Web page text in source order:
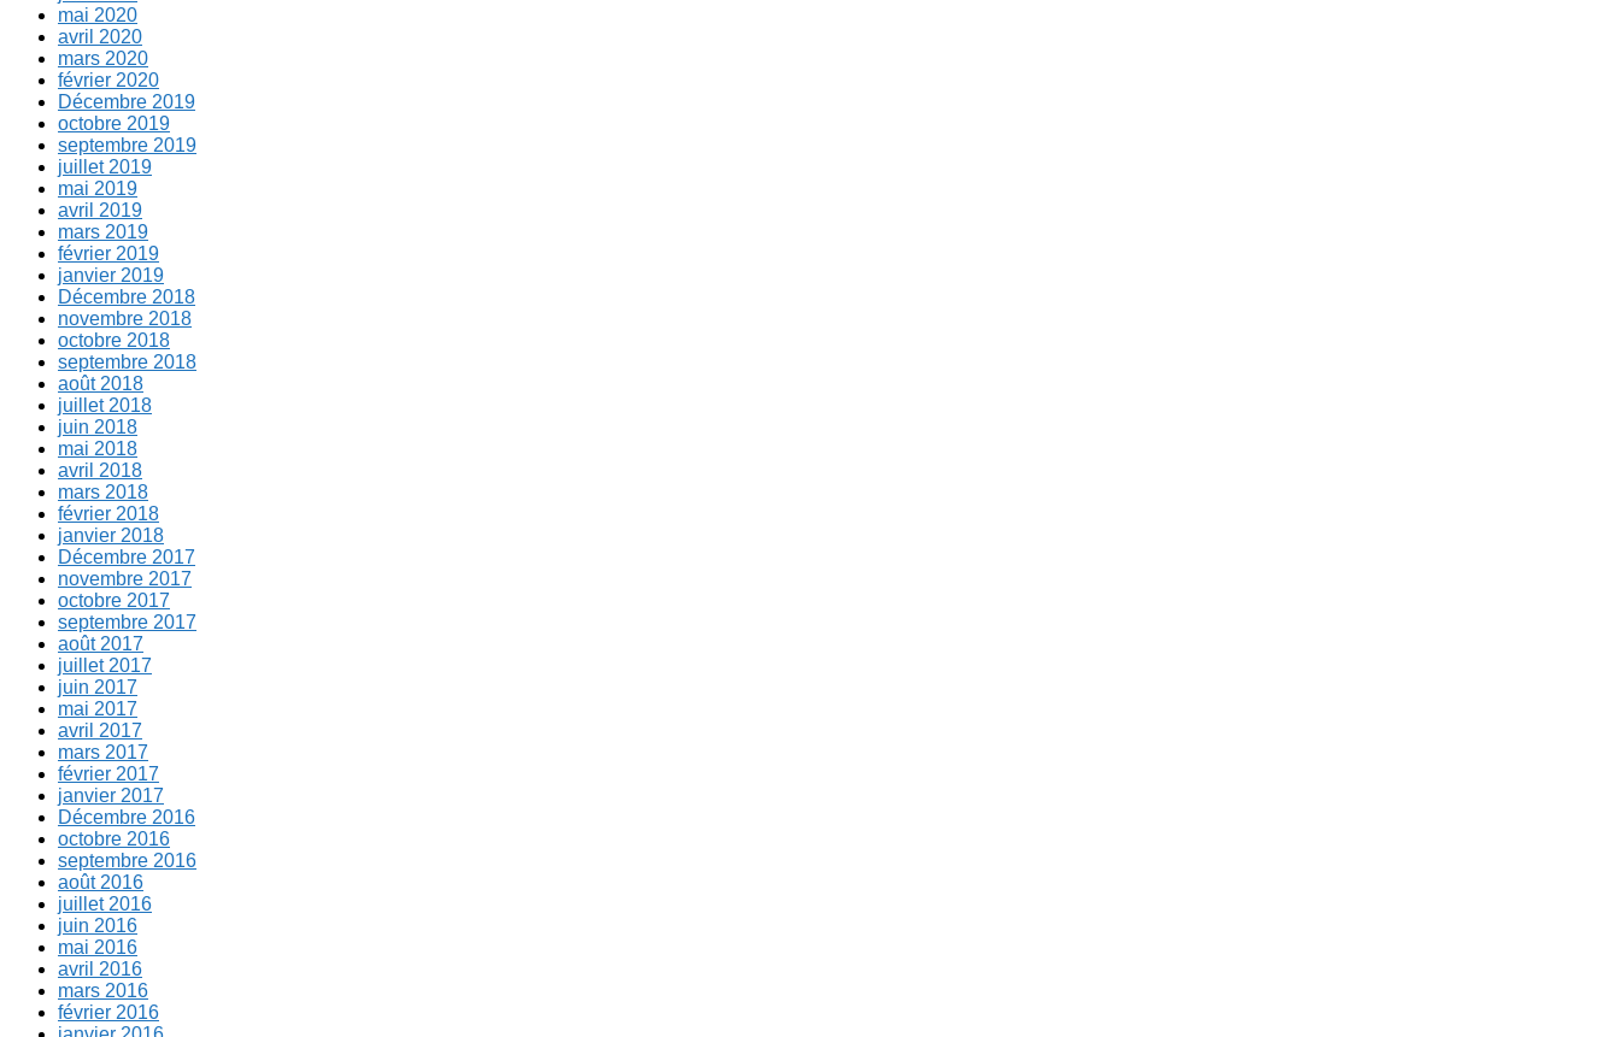
mai 2020
avril 2020
mars 2020
février 2020
Décembre 2019
octobre 2019
septembre 2019
juillet 2019
mai 2019
avril 2019
mars 2019
février 2019
janvier 2019
Décembre 2018
novembre 2018
octobre 2018
septembre 2018
août 2018
juillet 2018
juin 2018
mai 2018
avril 2018
mars 2018
février 2018
janvier 2018
Décembre 2017
novembre 2017
octobre 2017
septembre 2017
août 2017
juillet 2017
juin 2017
mai 2017
avril 2017
mars 2017
février 2017
janvier 2017
Décembre 2016
octobre 2016
septembre 2016
août 2016
juillet 2016
juin 2016
mai 2016
avril 2016
mars 2016
février 2016